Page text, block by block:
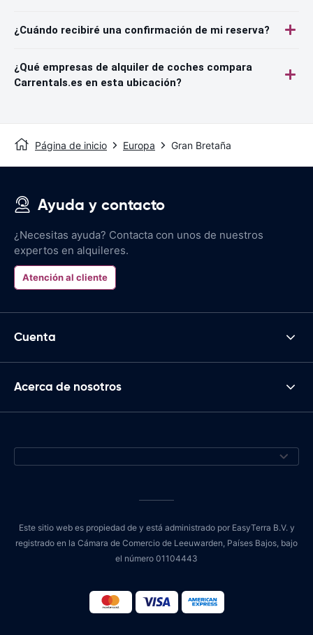
¿Cuándo recibiré una confirmación de mi reserva?
¿Qué empresas de alquiler de coches compara
Carrentals.es en esta ubicación?
Página de inicio Europa Gran Bretaña
Ayuda y contacto
¿Necesitas ayuda? Contacta con unos de nuestros
expertos en alquileres.
Atención al cliente
Cuenta
Acerca de nosotros
Este sitio web es propiedad de y está administrado por EasyTerra B.V. y
registrado en la Cámara de Comercio de Leeuwarden, Países Bajos, bajo
el número 01104443